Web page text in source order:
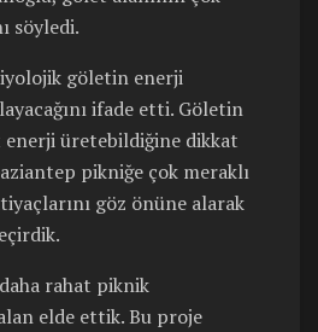
söyledi.
göletin enerji
ifade etti. Göletin
üretebildiğine dikkat
pikniğe çok meraklı
göz önüne alarak
rahat piknik
elde ettik. Bu proje